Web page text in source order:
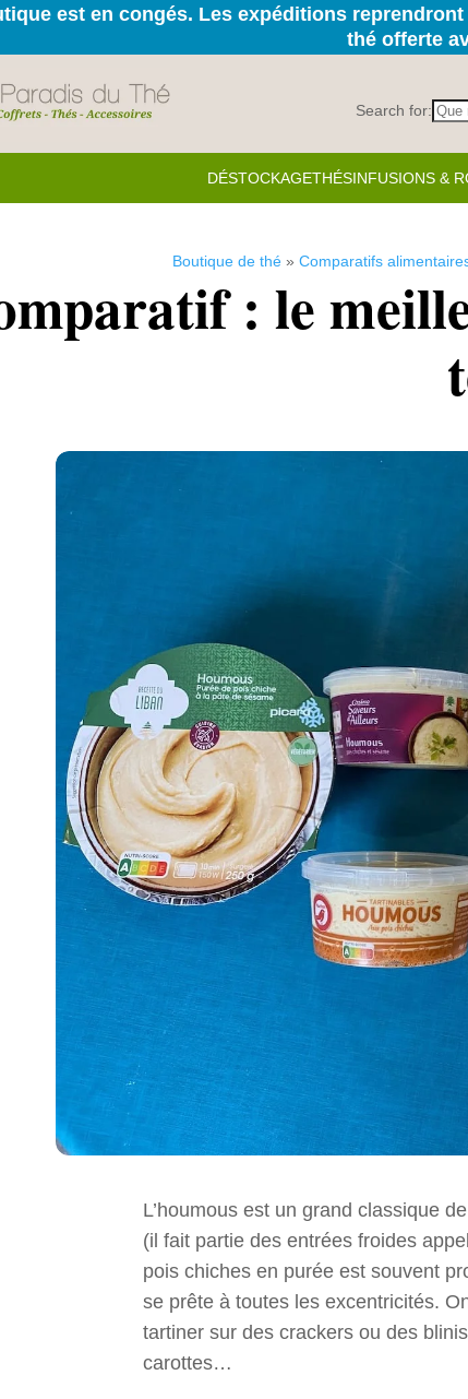
est en congés. Les expéditions
thé offerte
Search for:
DÉSTOCKAGETHÉSINFUSIONS &
Boutique de thé » Comparatifs
: le
L’houmous est un grand classique
(il fait partie des entrées froides
pois chiches en purée est souvent
se prête à toutes les excentricités.
tartiner sur des crackers ou des
carottes…